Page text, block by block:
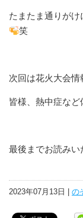
たまたま通りが
笑
次回は花火大会
皆様、熱中症な
最後までお読み
2023年07月13日 | の